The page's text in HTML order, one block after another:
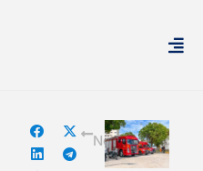
mais
Notícias